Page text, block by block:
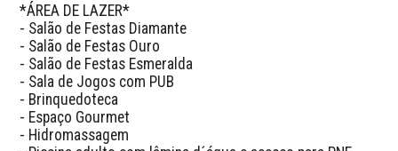
*ÁREA DE LAZER*
- Salão de Festas Diamante
- Salão de Festas Ouro
- Salão de Festas Esmeralda
- Sala de Jogos com PUB
- Brinquedoteca
- Espaço Gourmet
- Hidromassagem